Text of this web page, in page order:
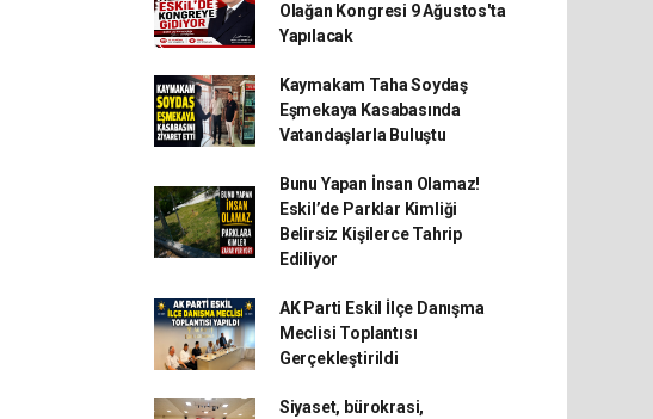
Olağan Kongresi 9 Ağustos'ta
Yapılacak
Kaymakam Taha Soydaş
Eşmekaya Kasabasında
Vatandaşlarla Buluştu
Bunu Yapan İnsan Olamaz!
Eskil’de Parklar Kimliği
Belirsiz Kişilerce Tahrip
Ediliyor
AK Parti Eskil İlçe Danışma
Meclisi Toplantısı
Gerçekleştirildi
Siyaset, bürokrasi,